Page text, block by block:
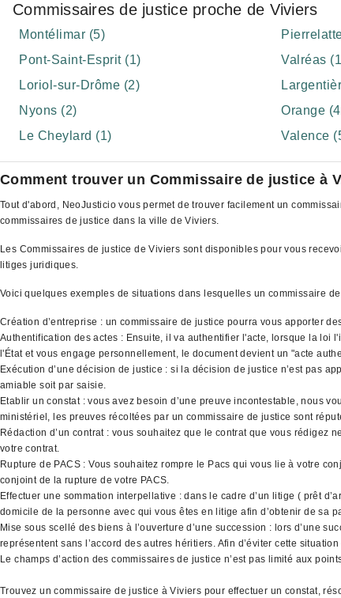
Commissaires de justice proche de Viviers
Montélimar (5)
Pont-Saint-Esprit (1)
Valréas
Loriol-sur-Drôme (2)
Nyons (2)
Orange
Le Cheylard (1)
Valence
Comment trouver un Commissaire de justice à
Tout d'abord, NeoJusticio vous permet de trouver facilement un
commissaires de justice dans la ville de Viviers.
Les Commissaires de justice de Viviers sont disponibles pour vous
litiges juridiques.
Voici quelques exemples de situations dans lesquelles un commissaire
Création d’entreprise : un commissaire de justice pourra vous apporter
Authentification des actes : Ensuite, il va authentifier l'acte, lorsque la loi
l'État et vous engage personnellement, le document devient un "acte
Exécution d’une décision de justice : si la décision de justice n’est pas
amiable soit par saisie.
Etablir un constat : vous avez besoin d’une preuve incontestable, nous
ministériel, les preuves récoltées par un commissaire de justice sont
Rédaction d’un contrat : vous souhaitez que le contrat que vous
votre contrat.
Rupture de PACS : Vous souhaitez rompre le Pacs qui vous lie à votre
conjoint de la rupture de votre PACS.
Effectuer une sommation interpellative : dans le cadre d’un litige ( prêt
domicile de la personne avec qui vous êtes en litige afin d’obtenir de sa
Mise sous scellé des biens à l’ouverture d’une succession : lors d’une
représentent sans l’accord des autres héritiers. Afin d’éviter cette
Le champs d’action des commissaires de justice n’est pas limité aux
Trouvez un commissaire de justice à Viviers pour effectuer un constat,